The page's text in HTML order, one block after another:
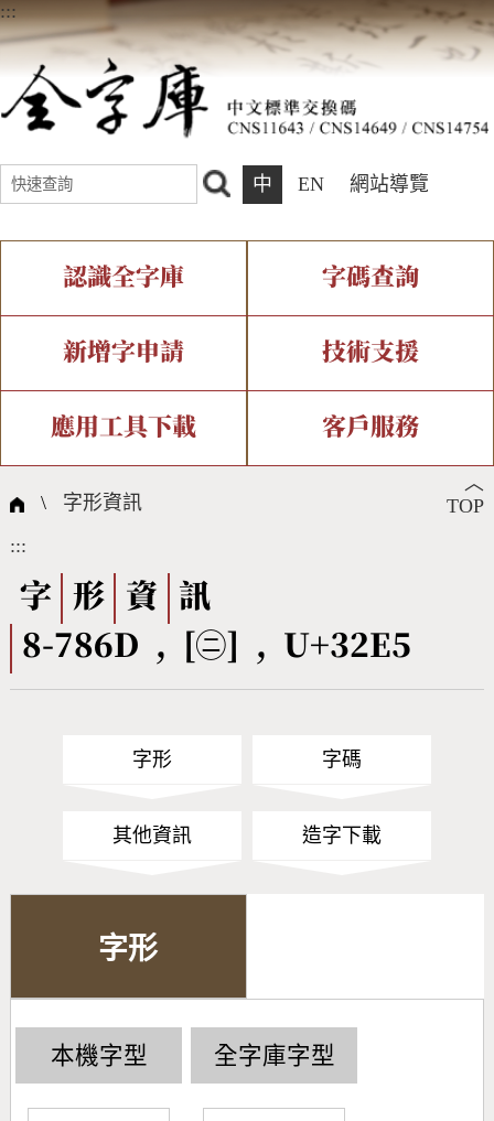
:::
中 EN 網站導覽
認識全字庫
全字庫介紹 全字庫現況
中文碼介紹 專有名詞介紹
國際字碼相關組織
字碼查詢
IDS查詢 部件查詢
複合查詢 注音查詢
筆畫查詢
筆順序查詢
CNS查詢 Unicode查詢
新增字申請
新字申請處理流程
技術支援
字形即時顯示 造字解決方案
全字庫授權 轉碼Web Service
應用工具下載
個人電腦造字處理工具
字形下載
客戶服務
問題集
熱門查詢統計
︿
TOP
\ 字形資訊
:::
字 形 資
訊
8-786D , [㋥] , U+32E5
字形 字碼
其他資訊 造字下載
字形
本機字型 全字庫字型